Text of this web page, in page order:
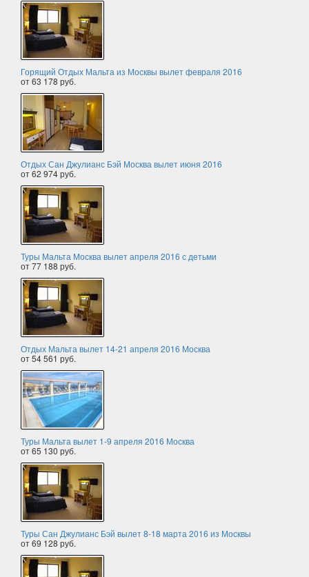
Горящий Отдых Мальта из Москвы вылет февраля 2016
от 63 178 руб.
Отдых Сан Джулианс Бэй Москва вылет июня 2016
от 62 974 руб.
Туры Мальта Москва вылет апреля 2016 с детьми
от 77 188 руб.
Отдых Мальта вылет 14-21 апреля 2016 Москва
от 54 561 руб.
Туры Мальта вылет 1-9 апреля 2016 Москва
от 65 130 руб.
Туры Сан Джулианс Бэй вылет 8-18 марта 2016 из Москвы
от 69 128 руб.